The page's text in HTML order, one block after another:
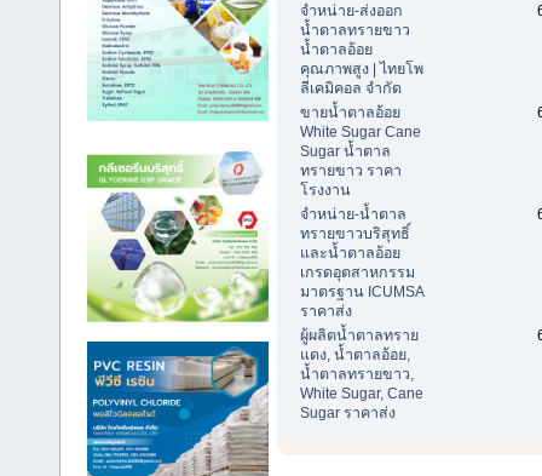
จำหน่าย-ส่งออก
น้ำตาลทรายขาว
น้ำตาลอ้อย
คุณภาพสูง | ไทยโพ
ลีเคมิคอล จำกัด
ขายน้ำตาลอ้อย
White Sugar Cane
Sugar น้ำตาล
ทรายขาว ราคา
โรงงาน
จำหน่าย-น้ำตาล
ทรายขาวบริสุทธิ์
และน้ำตาลอ้อย
เกรดอุตสาหกรรม
มาตรฐาน ICUMSA
ราคาส่ง
ผู้ผลิตน้ำตาลทราย
แดง, น้ำตาลอ้อย,
น้ำตาลทรายขาว,
White Sugar, Cane
Sugar ราคาส่ง